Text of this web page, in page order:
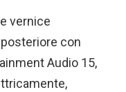
vernice
con
Audio 15,